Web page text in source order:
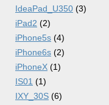
IdeaPad_U350 (3)
iPad2 (2)
iPhone5s (4)
iPhone6s (2)
iPhoneX (1)
IS01 (1)
IXY_30S (6)